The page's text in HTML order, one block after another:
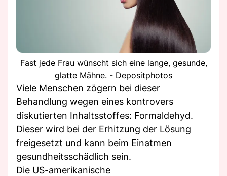
Fast jede Frau wünscht sich eine lange, gesunde,
glatte Mähne. - Depositphotos
Viele Menschen zögern bei dieser
Behandlung wegen eines kontrovers
diskutierten Inhaltsstoffes: Formaldehyd.
Dieser wird bei der Erhitzung der Lösung
freigesetzt und kann beim Einatmen
gesundheitsschädlich sein.
Die US-amerikanische